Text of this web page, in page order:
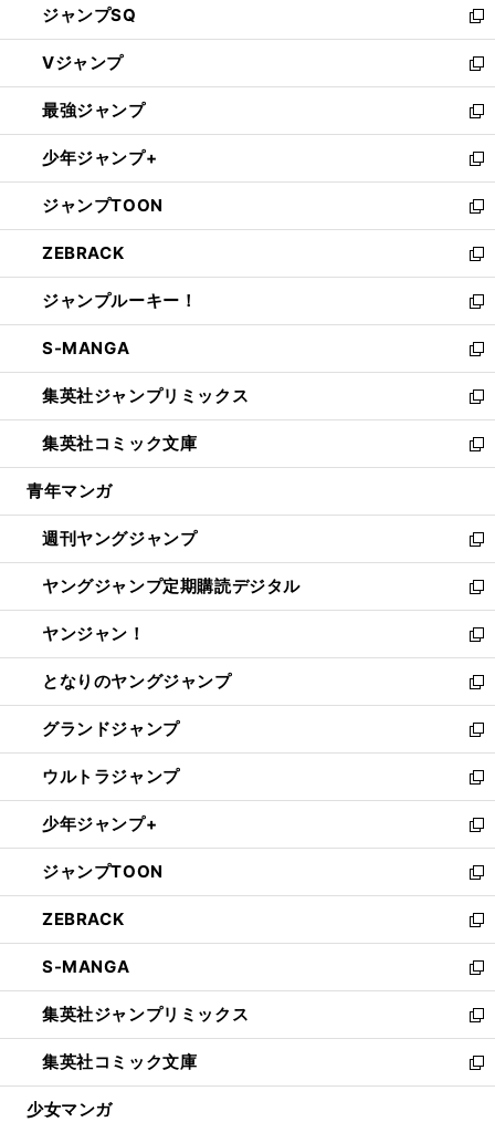
い
ウ
ィ
ン
ド
ウ
で
開
く
ジャンプSQ
新
し
い
ウ
ィ
ン
ド
ウ
で
開
く
Vジャンプ
新
し
い
ウ
ィ
ン
ド
ウ
で
開
く
最強ジャンプ
新
し
い
ウ
ィ
ン
ド
ウ
で
開
く
少年ジャンプ+
新
し
い
ウ
ィ
ン
ド
ウ
で
開
く
ジャンプTOON
新
し
い
ウ
ィ
ン
ド
ウ
で
開
く
ZEBRACK
新
し
い
ウ
ィ
ン
ド
ウ
で
開
ジャンプルーキー！
新
し
い
ウ
ィ
ン
ド
ウ
開
く
S-MANGA
新
し
い
ウ
ィ
ン
ウ
で
開
く
集英社ジャンプリミックス
新
し
い
ウ
ン
ド
ウ
で
開
く
集英社コミック文庫
新
し
ウ
ィ
ン
ド
ウ
で
開
く
青年マンガ
週刊ヤングジャンプ
新
し
い
ウ
ィ
ン
ド
ウ
で
開
く
ヤングジャンプ定期購読デジタル
新
し
い
ウ
ィ
ン
ド
ウ
で
開
く
ヤンジャン！
新
し
い
ウ
ィ
ン
ド
ウ
で
開
く
となりのヤングジャンプ
新
し
い
ウ
ィ
ン
ド
ウ
で
開
く
グランドジャンプ
新
し
い
ウ
ィ
ン
ド
ウ
で
開
く
ウルトラジャンプ
新
し
い
ウ
ィ
ン
ド
ウ
で
開
く
少年ジャンプ+
新
し
い
ウ
ィ
ン
ド
ウ
で
開
く
ジャンプTOON
新
し
い
ウ
ィ
ン
ド
ウ
で
開
ZEBRACK
新
し
い
ウ
ィ
ン
ド
ウ
S-MANGA
新
し
い
ウ
ィ
ン
集英社ジャンプリミックス
新
し
い
ウ
集英社コミック文庫
新
し
少女マンガ